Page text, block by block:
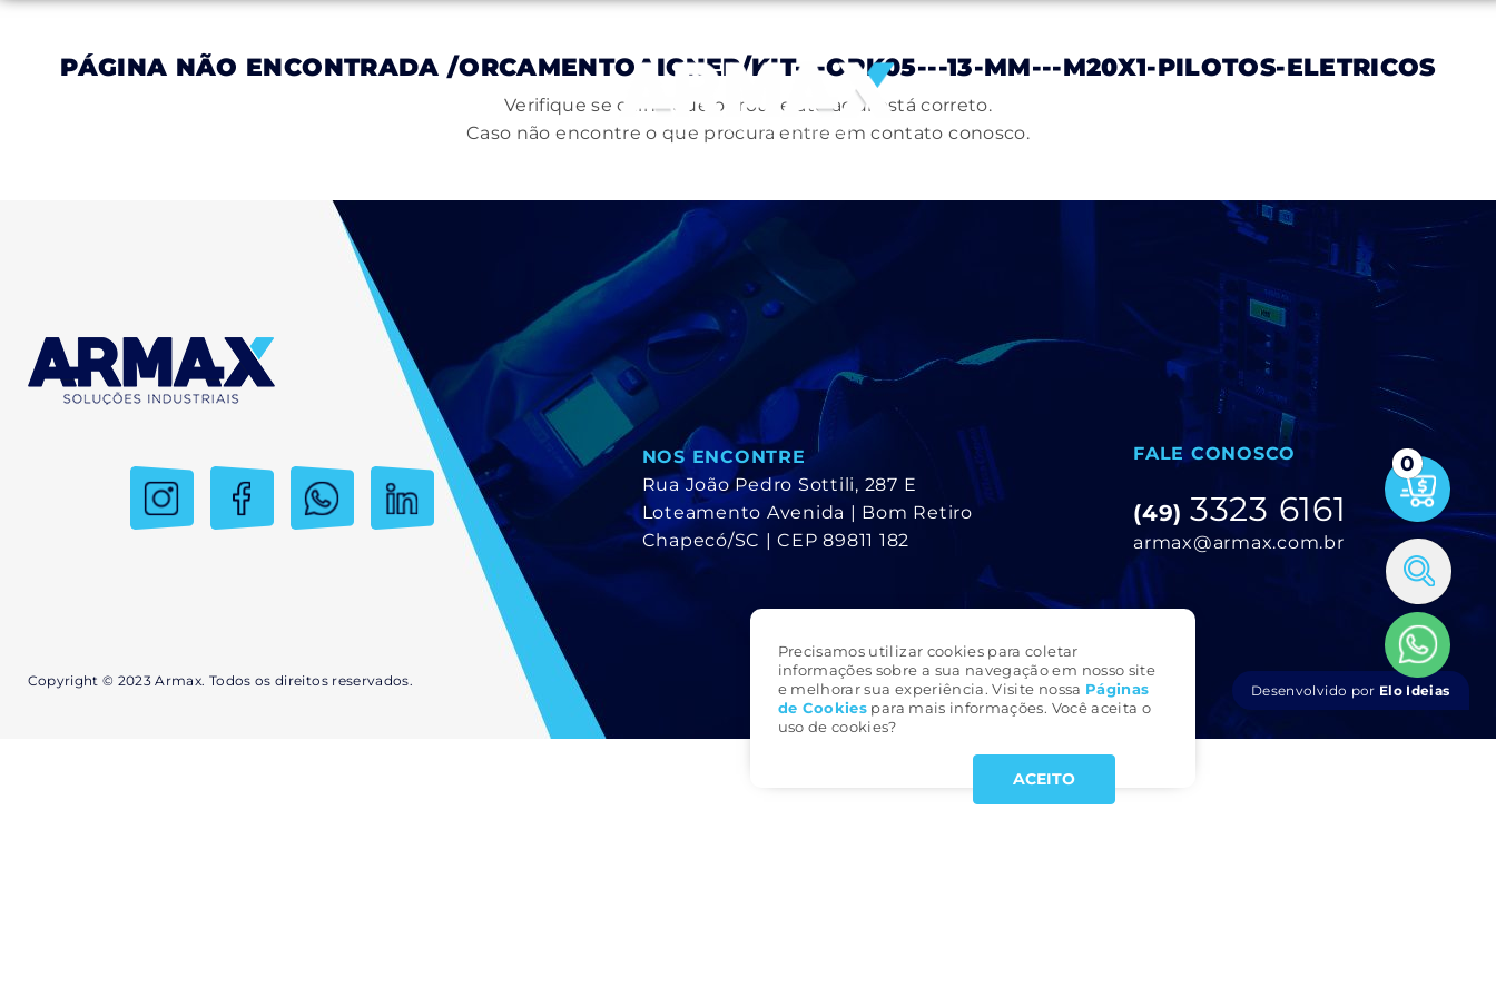
Precisamos utilizar cookies para coletar
informações sobre a sua navegação em nosso site
e melhorar sua experiência. Visite nossa Páginas
de Cookies para mais informações. Você aceita o
uso de cookies?
ACEITO
PÁGINA NÃO ENCONTRADA /ORCAMENTOAIGNEP/KIT---OPK05---13-MM---M20X1-PILOTOS-ELETRICOS
Verifique se o link que o trouxe até aqui está correto.
Caso não encontre o que procura entre em contato conosco.
0
NOS ENCONTRE
Rua João Pedro Sottili, 287 E
Loteamento Avenida | Bom Retiro
Chapecó/SC | CEP 89811 182
FALE CONOSCO
(49) 3323 6161
armax@armax.com.br
Copyright © 2023 Armax. Todos os direitos reservados.
Desenvolvido por Elo Ideias